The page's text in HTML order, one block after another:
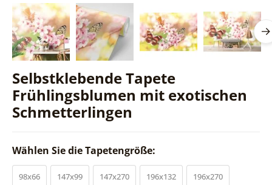
Selbstklebende Tapete
Frühlingsblumen mit exotischen
Schmetterlingen
Wählen Sie die Tapetengröße:
98x66 147x99 147x270 196x132 196x270